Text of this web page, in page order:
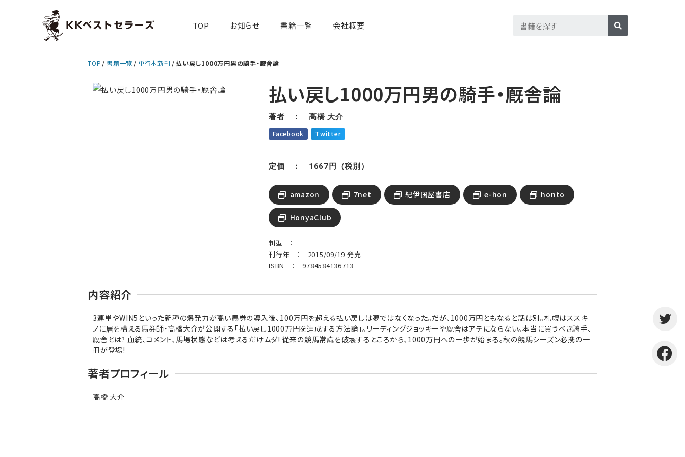
TOP お知らせ 書籍一覧​ 会社概要
TOP 書籍一覧 単行本新刊 払い戻し1000万円男の騎手・厩舎論
払い戻し1000万円男の騎手・厩舎論
著者 ： 高橋 大介
Facebook Twitter
定価 ： 1667円（税別）
amazon 7net 紀伊国屋書店 e-hon honto
HonyaClub
判型 ：
刊行年 ： 2015/09/19 発売
ISBN ： 9784584136713
内容紹介
3連単やWIN5といった新種の爆発力が高い馬券の導入後、100万円を超える払い戻しは夢ではなくなった。だが、1000万円ともなると話は別。札幌はススキ
ノに居を構える馬券師・高橋大介が公開する「払い戻し1000万円を達成する方法論」。リーディングジョッキーや厩舎はアテにならない。本当に買うべき騎手、
厩舎とは? 血統、コメント、馬場状態などは考えるだけムダ! 従来の競馬常識を破壊するところから、1000万円への一歩が始まる。秋の競馬シーズン必携の一
冊が登場!
著者プロフィール
高橋 大介